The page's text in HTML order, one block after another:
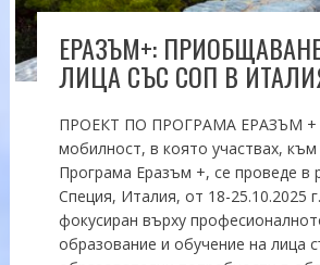
ЕРАЗЪМ+:
ЛИЦА СЪС СОП В
ПРОЕКТ ПО ПРОГРАМА ЕРАЗЪМ +
мобилност, в която участвах,
Програма Еразъм +, се проведе в
Специя, Италия, от 18-25.10.2025
фокусиран върху
образование и обучение на лица